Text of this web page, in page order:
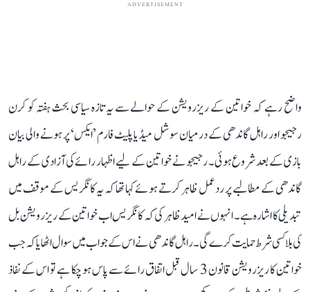
ADVERTISEMENT
واضح رہے کہ خواتین کے ریزرویشن کے حوالے سے یہ تازہ سیاسی بحث ہفتہ کو کرن
رجیجو اور راہل گاندھی کے درمیان سوشل میڈیا پلیٹ فارم ’ایکس‘ پر ہونے والی بیان
بازی کے بعد شروع ہوئی۔ رجیجو نے خواتین کے لیے اظہار رائے کی آزادی کے راہل
گاندھی کے مطالبے پر ردعمل ظاہر کرتے ہوئے کہا تھا کہ یہ کانگریس کے موقف میں
تبدیلی کا اشارہ ہے۔ انہوں نے امید ظاہر کی کہ کانگریس اب خواتین کے ریزرویشن بل
کی بلا کسی شرط حمایت کرے گی۔ راہل گاندھی نے اس کے جواب میں سوال اٹھایا کہ جب
خواتین کا ریزرویشن قانون 3 سال قبل اتفاق رائے سے پاس ہو چکا ہے تو اس کے نفاذ